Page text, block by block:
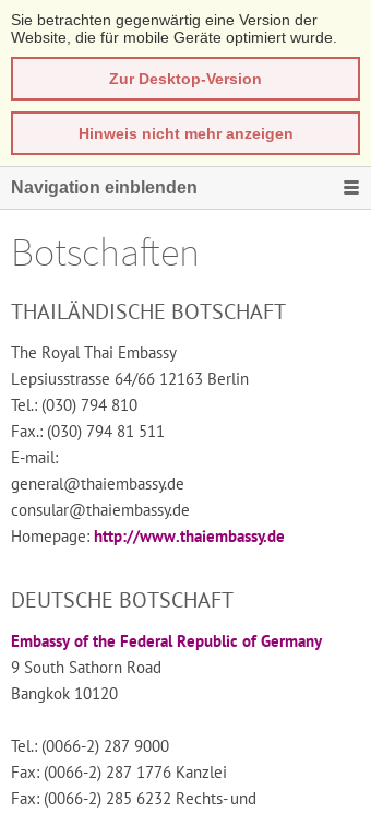
Sie betrachten gegenwärtig eine Version der
Website, die für mobile Geräte optimiert wurde.
Zur Desktop-Version
Hinweis nicht mehr anzeigen
Navigation einblenden
Botschaften
THAILÄNDISCHE BOTSCHAFT
The Royal Thai Embassy
Lepsiusstrasse 64/66 12163 Berlin
Tel.: (030) 794 810
Fax.: (030) 794 81 511
E-mail:
general@thaiembassy.de
consular@thaiembassy.de
Homepage: http://www.thaiembassy.de
DEUTSCHE BOTSCHAFT
Embassy of the Federal Republic of Germany
9 South Sathorn Road
Bangkok 10120
Tel.: (0066-2) 287 9000
Fax: (0066-2) 287 1776 Kanzlei
Fax: (0066-2) 285 6232 Rechts- und